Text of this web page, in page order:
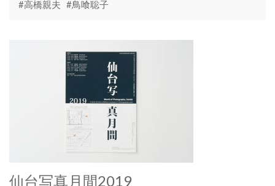
#高橋親夫 #鳥喰聡子
仙台写真月間2019